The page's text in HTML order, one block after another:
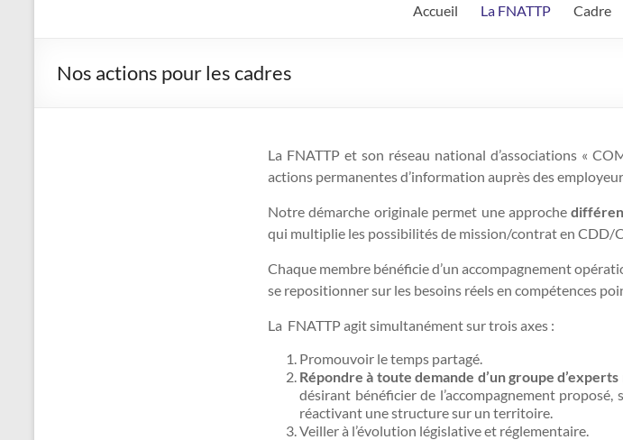
Temps
Accueil La FNATTP Cadre
Nos actions pour les cadres
La FNATTP et son réseau national d’associations «
actions permanentes d’information auprès des
Notre démarche originale permet une approche
qui multiplie les possibilités de mission/contrat en CDD/
Chaque membre bénéficie d’un accompagnement
se repositionner sur les besoins réels en compétences
La FNATTP agit simultanément sur trois axes :
Promouvoir le temps partagé.
Répondre à toute demande d’un groupe
désirant bénéficier de l’accompagnement
réactivant une structure sur un territoire.
Veiller à l’évolution législative et réglementaire.